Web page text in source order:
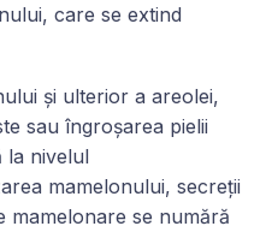
care se extind
și ulterior a areolei,
sau îngroșarea pielii
la nivelul
mamelonului, secreții
mamelonare se numără